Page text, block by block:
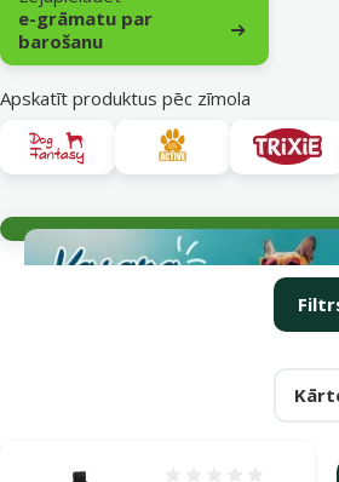
e-grāmatu par
barošanu
Apskatīt produktus pēc zīmola
Parametriskais filtrs
Atlasītie filtri
Produkti kategorijā Kakla siksnas un